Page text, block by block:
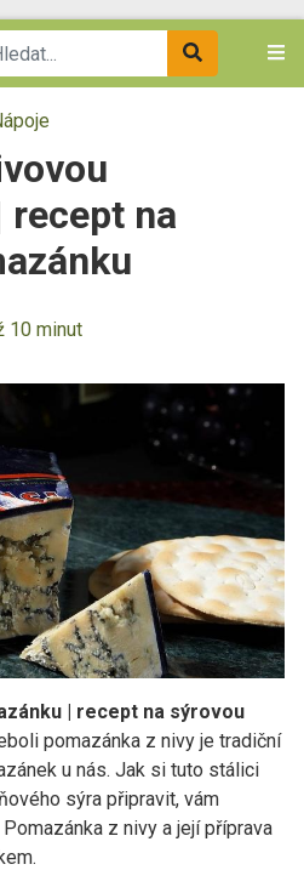
recept na
10 minut
| recept na sýrovou
pomazánka z nivy je tradiční
u nás. Jak si tuto stálici
sýra připravit, vám
z nivy a její příprava